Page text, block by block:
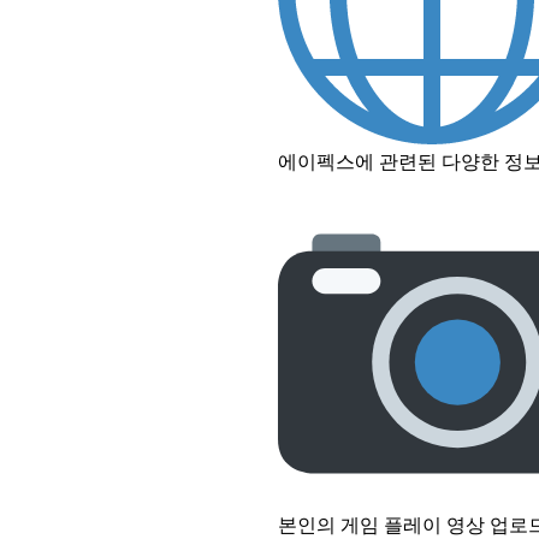
에이펙스에 관련된 다양한 정
본인의 게임 플레이 영상 업로